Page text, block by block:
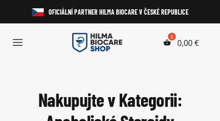
obsah
OFICIÁLNÍ PARTNER HILMA BIOCARE V ČESKÉ REPUBLICE
Toggle
HGH a Peptidy
0,00€
Nakupujte v Kategorii: